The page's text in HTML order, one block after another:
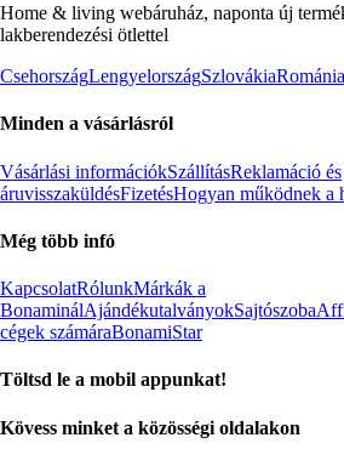
Home & living webáruház, naponta új
lakberendezési ötlettel
CsehországLengyelországSzlovákiaRománia
Minden a vásárlásról
Vásárlási információkSzállításReklamáció és
áruvisszaküldésFizetésHogyan működnek a
Még több infó
KapcsolatRólunkMárkák a
BonaminálAjándékutalványokSajtószoba
cégek számáraBonamiStar
Töltsd le a mobil appunkat!
Kövess minket a közösségi oldalakon